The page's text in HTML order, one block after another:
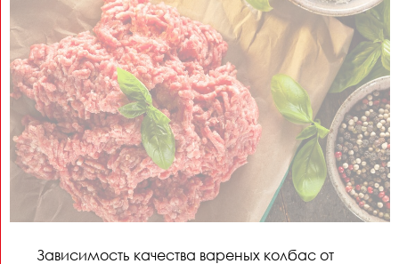
Зависимость качества вареных колбас от